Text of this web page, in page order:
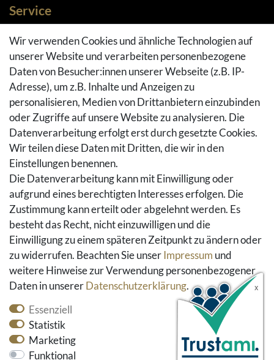
Service
Zahlungsarten
Versandarten & -kosten
Widerrufsrecht
Rückgaberecht
Vertrag widerrufen
Warenkorb
Hilfe
Social Media
Facebook
Instagram
Pinterest
Youtube
Houzz
Wir verwenden Cookies und ähnliche Technologien auf
unserer Website und verarbeiten personenbezogene
Daten von Besucher:innen unserer Webseite (z.B. IP-
Adresse), um z.B. Inhalte und Anzeigen zu
personalisieren, Medien von Drittanbietern einzubinden
oder Zugriffe auf unsere Website zu analysieren. Die
Datenverarbeitung erfolgt erst durch gesetzte Cookies.
Wir teilen diese Daten mit Dritten, die wir in den
Einstellungen benennen.
Die Datenverarbeitung kann mit Einwilligung oder
aufgrund eines berechtigten Interesses erfolgen. Die
Zustimmung kann erteilt oder abgelehnt werden. Es
besteht das Recht, nicht einzuwilligen und die
Einwilligung zu einem späteren Zeitpunkt zu ändern oder
zu widerrufen. Beachten Sie unserImpressum und
weitere Hinweise zur Verwendung personenbezogener
Daten in unsererDaten­schutz­erklärung.
Essenziell
Statistik
Marketing
Funktional